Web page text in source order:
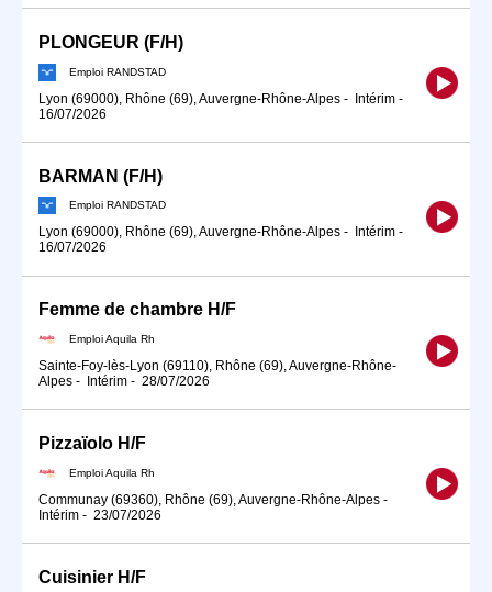
PLONGEUR (F/H)
Emploi RANDSTAD
Lyon (69000), Rhône (69), Auvergne-Rhône-Alpes - Intérim -
16/07/2026
BARMAN (F/H)
Emploi RANDSTAD
Lyon (69000), Rhône (69), Auvergne-Rhône-Alpes - Intérim -
16/07/2026
Femme de chambre H/F
Emploi Aquila Rh
Sainte-Foy-lès-Lyon (69110), Rhône (69), Auvergne-Rhône-
Alpes - Intérim - 28/07/2026
Pizzaïolo H/F
Emploi Aquila Rh
Communay (69360), Rhône (69), Auvergne-Rhône-Alpes -
Intérim - 23/07/2026
Cuisinier H/F